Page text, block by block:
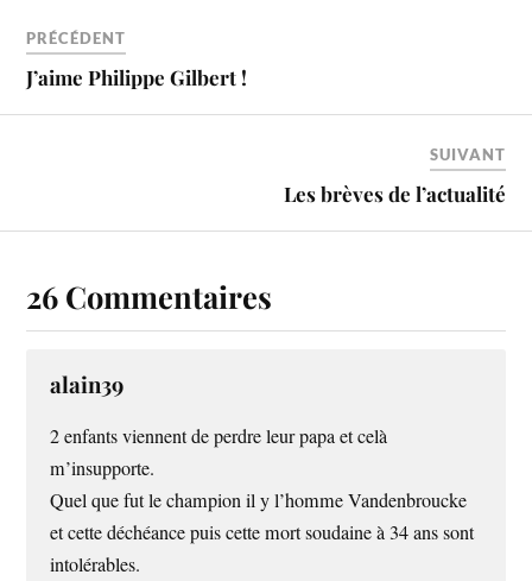
PRÉCÉDENT
J’aime Philippe Gilbert !
SUIVANT
Les brèves de l’actualité
26 Commentaires
alain39
2 enfants viennent de perdre leur papa et celà
m’insupporte.
Quel que fut le champion il y l’homme Vandenbroucke
et cette déchéance puis cette mort soudaine à 34 ans sont
intolérables.